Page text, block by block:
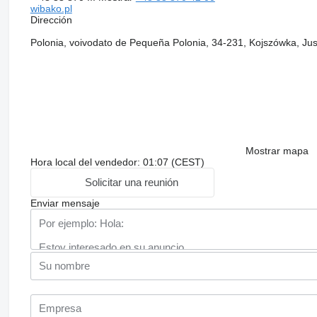
wibako.pl
Dirección
Polonia, voivodato de Pequeña Polonia, 34-231, Kojszówka,
Mostrar mapa
Hora local del vendedor: 01:07 (CEST)
Solicitar una reunión
Enviar mensaje